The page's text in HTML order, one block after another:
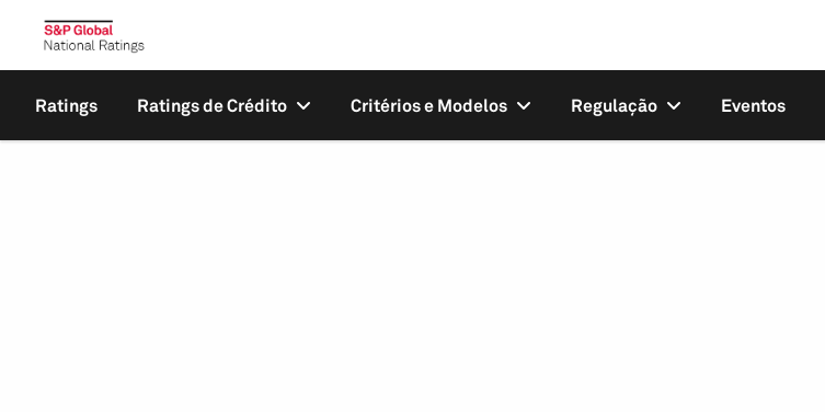
Ratings Ratings de Crédito Critérios e Modelos Regulação Eventos